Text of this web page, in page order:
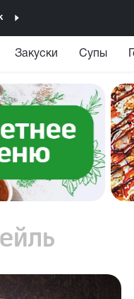
Закуски Супы